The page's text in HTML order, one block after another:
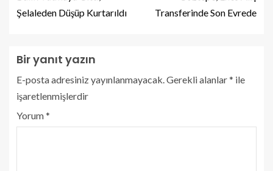
Şelaleden Düşüp Kurtarıldı
Transferinde Son Evrede
Bir yanıt yazın
E-posta adresiniz yayınlanmayacak.Gerekli alanlar* ile
işaretlenmişlerdir
Yorum*